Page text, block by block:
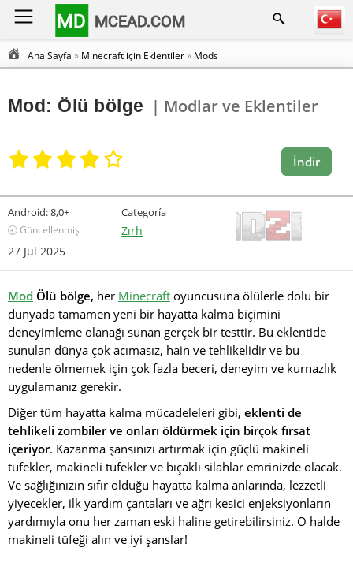
MD MCEAD.COM
Ana Sayfa » Minecraft için Eklentiler» Mods
Mod: Ölü bölge | Modlar ve Eklentiler
İndir
Android:8,0+
🕣 Güncellenmiş
27 Jul 2025
Categoría
Zırh
Mod Ölü bölge, her Minecraft oyuncusuna ölülerle dolu bir
dünyada tamamen yeni bir hayatta kalma biçimini
deneyimleme olanağı sunan gerçek bir testtir. Bu eklentide
sunulan dünya çok acımasız, hain ve tehlikelidir ve bu
nedenle ölmemek için çok fazla beceri, deneyim ve kurnazlık
uygulamanız gerekir.
Diğer tüm hayatta kalma mücadeleleri gibi, eklenti de
tehlikeli zombiler ve onları öldürmek için birçok fırsat
içeriyor. Kazanma şansınızı artırmak için güçlü makineli
tüfekler, makineli tüfekler ve bıçaklı silahlar emrinizde olacak.
Ve sağlığınızın sıfır olduğu hayatta kalma anlarında, lezzetli
yiyecekler, ilk yardım çantaları ve ağrı kesici enjeksiyonların
yardımıyla onu her zaman eski haline getirebilirsiniz. O halde
makineli tüfeği alın ve iyi şanslar!